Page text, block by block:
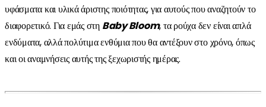
υφάσματα και υλικά άριστης ποιότητας, για αυτούς που αναζητούν το
διαφορετικό. Για εμάς στη Baby Bloom, τα ρούχα δεν είναι απλά
ενδύματα, αλλά πολύτιμα ενθύμια που θα αντέξουν στο χρόνο, όπως
και οι αναμνήσεις αυτής της ξεχωριστής ημέρας.